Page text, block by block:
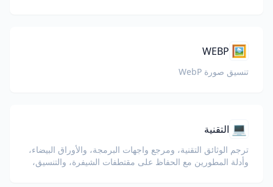
🖼️
WEBP
تنسيق صورة WebP
💻 التقنية
ترجم الوثائق التقنية، ومرجع واجهات البرمجة، والأوراق البيضاء،
وأدلة المطورين مع الحفاظ على مقتطفات الشيفرة، والتنسيق،